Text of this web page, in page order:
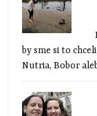
by sme si to
Nutria, Bobor